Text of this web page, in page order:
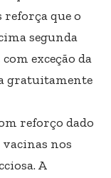
reforça que o
segunda
exceção da
gratuitamente
reforço dado
nos
A